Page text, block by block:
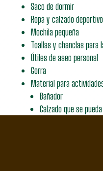
Saco de dormir
Ropa y calzado deportivo
Mochila pequeña
Toallas y chanclas para
Útiles de aseo personal
Gorra
Material para
Bañador
Calzado que se